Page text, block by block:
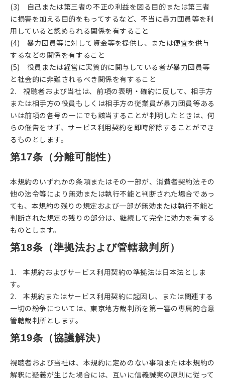
(3) 自己または第三者の不正の利益を図る⽬的または第三者
に損害を加える目的をもってするなど、不当に暴力団員等を利
用していると認められる関係を有すること
(4) 暴力団員等に対して資⾦等を提供し、または便宜を供与
するなどの関係を有すること
(5) 役員または経営に実質的に関与している者が暴力団員等
と社会的に⾮難されるべき関係を有すること
2. 視聴者および当社は、前項の表明・確約に反して、相手方
または相手方の役員もしくは相手方の従業員が暴力団員等ある
いは前項の各号の⼀にでも該当することが判明したときは、何
らの催告をせず、サービス利用契約を即時解除することができ
るものとします。
第17条（分離可能性）
本規約のいずれかの条項またはその一部が、消費者契約法その
他の法令等により無効または執行不能と判断された場合であっ
ても、本規約の残りの規定および一部が無効または執行不能と
判断された規定の残りの部分は、継続して完全に効力を有する
ものとします。
第18条（準拠法および管轄裁判所）
1. 本規約およびサービス利用契約の準拠法は日本法としま
す。
2. 本規約またはサービス利用契約に起因し、または関連する
一切の紛争については、東京地方裁判所を第一審の専属的合意
管轄裁判所とします。
第19条（協議解決）
視聴者および当社は、本規約に定めのない事項または本規約の
解釈に疑義が生じた場合には、互いに信義誠実の原則に従って